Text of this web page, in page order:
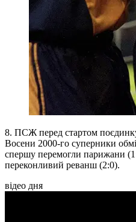
8. ПСЖ перед стартом
Восени 2000-го суперники
спершу перемогли парижани
переконливий реванш (2:0).
відео дня